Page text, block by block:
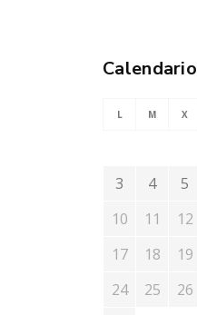
Calendario
L M X
3
4 5
10
11 12
17
18 19
24
25 26